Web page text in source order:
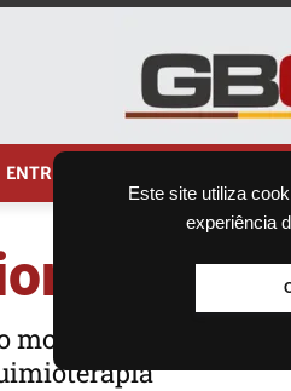
Este site utiliza
experiência
ENTRETENIMENTO
morre após ter